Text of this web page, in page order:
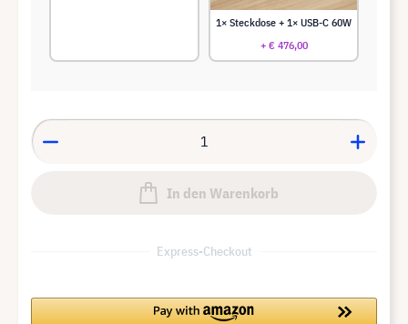
1× Steckdose + 1× USB-C 60W
+ € 476,00
In den Warenkorb
Express-Checkout